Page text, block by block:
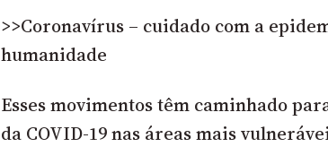
>>Coronavírus – cuidado com a
humanidade
Esses movimentos têm caminhado
da COVID-19 nas áreas mais